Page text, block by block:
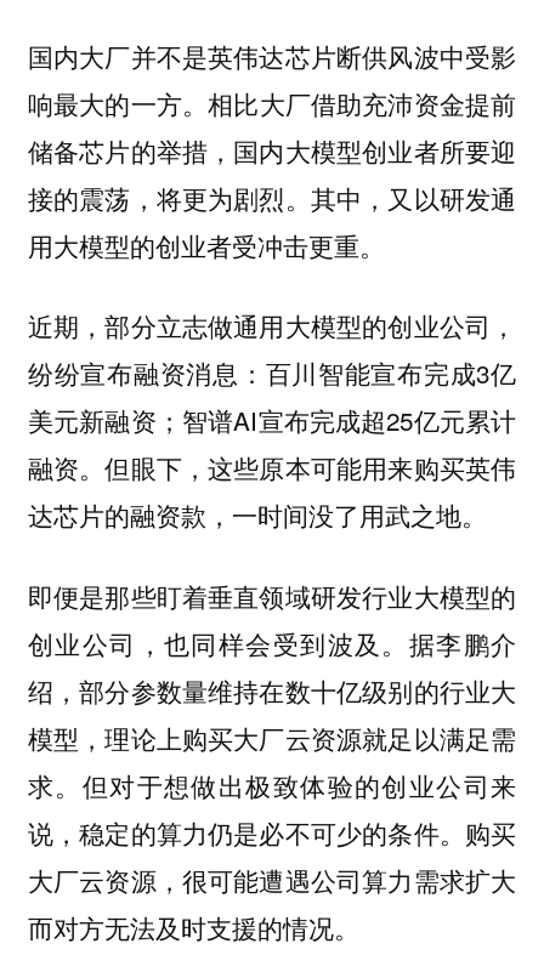
国内大厂并不是英伟达芯片断供风波中受影
响最大的一方。相比大厂借助充沛资金提前
储备芯片的举措，国内大模型创业者所要迎
接的震荡，将更为剧烈。其中，又以研发通
用大模型的创业者受冲击更重。
近期，部分立志做通用大模型的创业公司，
纷纷宣布融资消息：百川智能宣布完成3亿
美元新融资；智谱AI宣布完成超25亿元累计
融资。但眼下，这些原本可能用来购买英伟
达芯片的融资款，一时间没了用武之地。
即便是那些盯着垂直领域研发行业大模型的
创业公司，也同样会受到波及。据李鹏介
绍，部分参数量维持在数十亿级别的行业大
模型，理论上购买大厂云资源就足以满足需
求。但对于想做出极致体验的创业公司来
说，稳定的算力仍是必不可少的条件。购买
大厂云资源，很可能遭遇公司算力需求扩大
而对方无法及时支援的情况。